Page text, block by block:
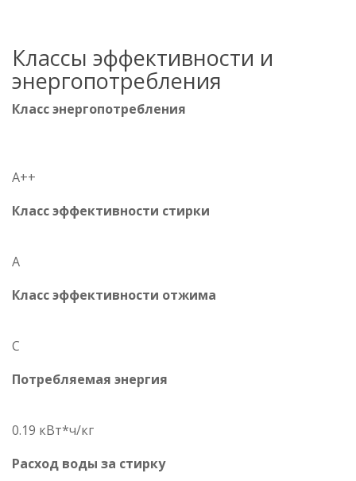
Классы эффективности и
энергопотребления
Класс энергопотребления
A++
Класс эффективности стирки
A
Класс эффективности отжима
C
Потребляемая энергия
0.19 кВт*ч/кг
Расход воды за стирку